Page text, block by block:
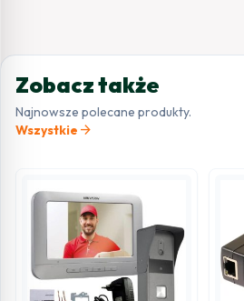
Zobacz także
Najnowsze polecane produkty.
Wszystkie arrow_forward